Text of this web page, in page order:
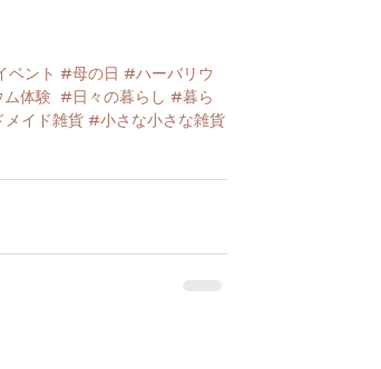
ベント #母の日 #ハーバリウ
体験 #日々の暮らし #暮ら
メイド雑貨 #小さな小さな雑貨